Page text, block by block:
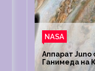
NASA
Аппарат Juno
Ганимеда на